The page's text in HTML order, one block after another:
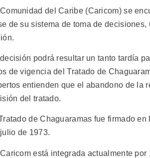
Comunidad del Caribe (Caricom) se
de su sistema de toma de
podrá resultar un tanto tardía
de vigencia del Tratado de
entienden que el abandono de la
del tratado.
de Chaguaramas fue firmado
de 1973.
está integrada actualmente